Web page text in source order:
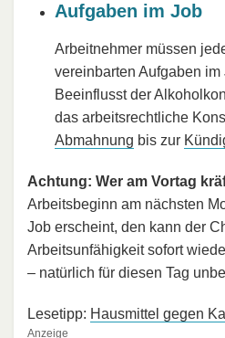
Aufgaben im Job
Arbeitnehmer müssen
vereinbarten Aufgaben
Beeinflusst der
das arbeitsrechtliche
Abmahnung bis zur
Achtung: Wer am Vortag
Arbeitsbeginn am nächsten
Job erscheint, den kann der
Arbeitsunfähigkeit sofort
– natürlich für diesen Tag
Lesetipp: Hausmittel gegen
Anzeige